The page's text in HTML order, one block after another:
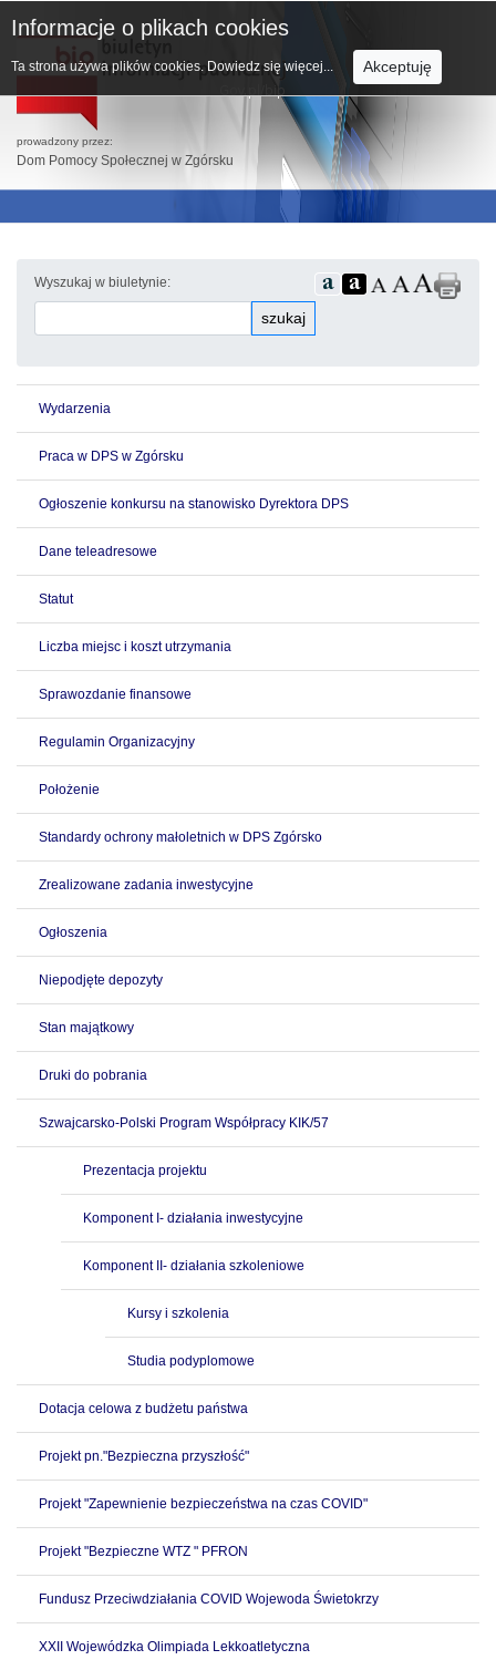
prowadzony przez:
Dom Pomocy Społecznej w Zgórsku
Wyszukaj w biuletynie:
szukaj
Wydarzenia
Praca w DPS w Zgórsku
Ogłoszenie konkursu na stanowisko Dyrektora DPS
Dane teleadresowe
Statut
Liczba miejsc i koszt utrzymania
Sprawozdanie finansowe
Regulamin Organizacyjny
Położenie
Standardy ochrony małoletnich w DPS Zgórsko
Zrealizowane zadania inwestycyjne
Ogłoszenia
Niepodjęte depozyty
Stan majątkowy
Druki do pobrania
Szwajcarsko-Polski Program Współpracy KIK/57
Prezentacja projektu
Komponent I- działania inwestycyjne
Komponent II- działania szkoleniowe
Kursy i szkolenia
Studia podyplomowe
Dotacja celowa z budżetu państwa
Projekt pn."Bezpieczna przyszłość"
Projekt "Zapewnienie bezpieczeństwa na czas COVID"
Projekt "Bezpieczne WTZ " PFRON
Fundusz Przeciwdziałania COVID Wojewoda Świetokrzy
XXII Wojewódzka Olimpiada Lekkoatletyczna
Informacje o plikach cookies
Ta strona używa plików cookies. Dowiedz się więcej... Akceptuję